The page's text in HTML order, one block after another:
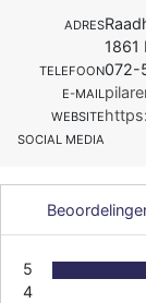
ADRES
1861
TELEFOON072-
E-MAIL
WEBSITE
SOCIAL MEDIA
5
4